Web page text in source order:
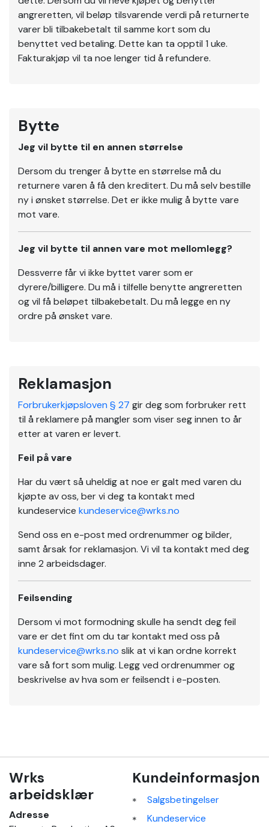
angreretten, vil beløp tilsvarende verdi på returnerte
varer bli tilbakebetalt til samme kort som du
benyttet ved betaling. Dette kan ta opptil 1 uke.
Fakturakjøp vil ta noe lenger tid å refundere.
Bytte
Jeg vil bytte til en annen størrelse
Dersom du trenger å bytte en størrelse må du
returnere varen å få den kreditert. Du må selv bestille
ny i ønsket størrelse. Det er ikke mulig å bytte vare
mot vare.
Jeg vil bytte til annen vare mot mellomlegg?
Dessverre får vi ikke byttet varer som er
dyrere/billigere. Du må i tilfelle benytte angreretten
og vil få beløpet tilbakebetalt. Du må legge en ny
ordre på ønsket vare.
Reklamasjon
Forbrukerkjøpsloven § 27 gir deg som forbruker rett
til å reklamere på mangler som viser seg innen to år
etter at varen er levert.
Feil på vare
Har du vært så uheldig at noe er galt med varen du
kjøpte av oss, ber vi deg ta kontakt med
kundeservice kundeservice@wrks.no
Send oss en e-post med ordrenummer og bilder,
samt årsak for reklamasjon. Vi vil ta kontakt med deg
inne 2 arbeidsdager.
Feilsending
Dersom vi mot formodning skulle ha sendt deg feil
vare er det fint om du tar kontakt med oss på
kundeservice@wrks.no slik at vi kan ordne korrekt
vare så fort som mulig. Legg ved ordrenummer og
beskrivelse av hva som er feilsendt i e-posten.
Wrks
arbeidsklær
Adresse
Kundeinformasjon
Salgsbetingelser
Kundeservice